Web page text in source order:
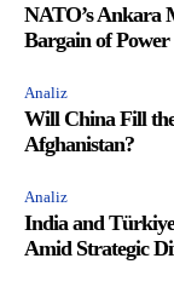
NATO’s Ankara
Bargain of Power
Analiz
Will China Fill
Afghanistan?
Analiz
India and
Amid Strategic